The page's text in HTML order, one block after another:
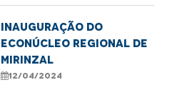
Inauguração do
Econúcleo Regional de
Mirinzal
12/04/2024